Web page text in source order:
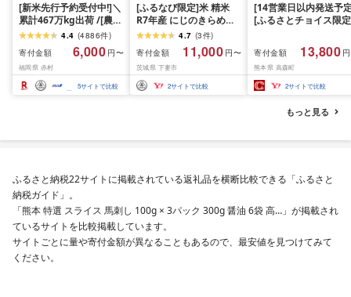
[新米先行予約受付中!]＼
累計467万kg出荷 /[農家
応援米]訳あり 令和7年産
令和8年産ふくきらり 夢
つくし 5kg 10kg 15kg
20kg [選べる品種・内容
量・出荷時期]複数原料
米 白米 精米 国産 限定
4.4 (4886件)
寄付金額
6,000 円〜
福岡県 赤村
5サイトで比較
[ふるなび限定]米 精米
R7年産 にじのきらめき
10kg 10月 FN-Limited-
4.7 (3件)
寄付金額
11,000 円〜
茨城県 下妻市
2サイトで比較
[14営業日以内発送予
[ふるさとチョイス限定
だわら 熊本県 高森町
リジナル米 計
10kg(5kg×2袋)精米 お
米 米 5kg×2 10kg
寄付金額 13,800
熊本県 高森町
2サイトで比較
もっと見る
ふるさと納税22サイトに掲載されている返礼品を横断比較できる「ふるさと
納税ガイド」。
「熊本 特選 スライス 馬刺し 100g × 3パック 300g 醤油 6袋 高…」が掲載され
ているサイトを比較掲載しています。
サイトごとに量や寄付金額が異なることもあるので、最安値を見つけてみて
ください。